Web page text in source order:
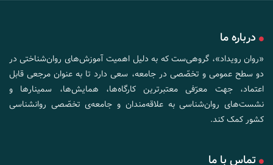
درباره ما
«روان رویداد»، گروهی‌ست که به دلیل اهمیت آموزش‌های روان‌شناختی در
دو سطح عمومی و تخصّصی در جامعه، سعی دارد تا به عنوان مرجعی قابل
اعتماد، جهت معرّفی معتبرترین کارگاه‌ها، همایش‌ها، سمینارها و
نشست‌های روان‌شناسی به علاقه‌مندان و جامعه‌ی تخصّصی روانشناسی
کشور کمک کند.
تماس با ما